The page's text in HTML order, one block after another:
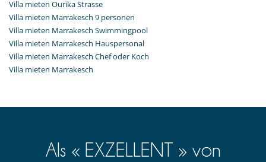
Villa mieten Ourika Strasse
Villa mieten Marrakesch 9 personen
Villa mieten Marrakesch Swimmingpool
Villa mieten Marrakesch Hauspersonal
Villa mieten Marrakesch Chef oder Koch
Villa mieten Marrakesch
Als « EXZELLENT » von